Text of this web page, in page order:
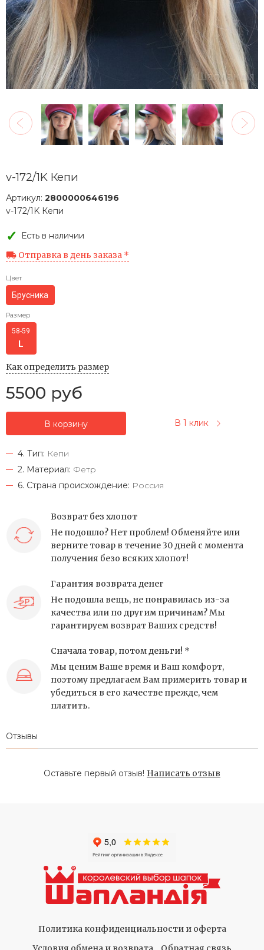
v-172/1K Кепи
Артикул: 2800000646196
v-172/1K Кепи
Есть в наличии
Отправка в день заказа *
Цвет
Брусника
Размер
58-59
Как определить размер
5500 руб
В корзину В 1 клик
4. Тип: Кепи
2. Материал: Фетр
6. Страна происхождение: Россия
Возврат без хлопот
Не подошло? Нет проблем! Обменяйте или
верните товар в течение 30 дней с момента
получения безо всяких хлопот!
Гарантия возврата денег
Не подошла вещь, не понравилась из-за
качества или по другим причинам? Мы
гарантируем возврат Ваших средств!
Сначала товар, потом деньги! *
Мы ценим Ваше время и Ваш комфорт,
поэтому предлагаем Вам примерить товар и
убедиться в его качестве прежде, чем
платить.
Отзывы
Оставьте первый отзыв! Написать отзыв
Политика конфиденциальности и оферта